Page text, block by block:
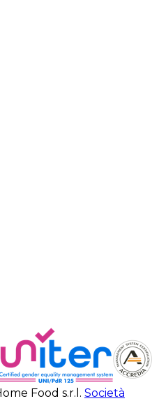
Food s.r.l. Società